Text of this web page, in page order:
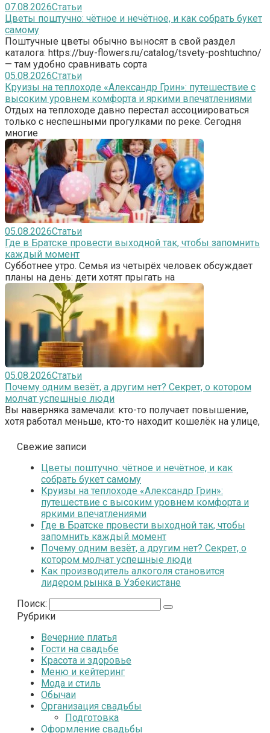
07.08.2026Статьи
Цветы поштучно: чётное и нечётное, и как собрать букет
самому
Поштучные цветы обычно выносят в свой раздел
каталога: https://buy-flowers.ru/catalog/tsvety-poshtuchno/
— там удобно сравнивать сорта
05.08.2026Статьи
Круизы на теплоходе «Александр Грин»: путешествие с
высоким уровнем комфорта и яркими впечатлениями
Отдых на теплоходе давно перестал ассоциироваться
только с неспешными прогулками по реке. Сегодня
многие
05.08.2026Статьи
Где в Братске провести выходной так, чтобы запомнить
каждый момент
Субботнее утро. Семья из четырёх человек обсуждает
планы на день: дети хотят прыгать на
05.08.2026Статьи
Почему одним везёт, а другим нет? Секрет, о котором
молчат успешные люди
Вы наверняка замечали: кто-то получает повышение,
хотя работал меньше, кто-то находит кошелёк на улице,
Свежие записи
Цветы поштучно: чётное и нечётное, и как
собрать букет самому
Круизы на теплоходе «Александр Грин»:
путешествие с высоким уровнем комфорта и
яркими впечатлениями
Где в Братске провести выходной так, чтобы
запомнить каждый момент
Почему одним везёт, а другим нет? Секрет, о
котором молчат успешные люди
Как производитель алкоголя становится
лидером рынка в Узбекистане
Поиск:
Рубрики
Вечерние платья
Гости на свадьбе
Красота и здоровье
Меню и кейтеринг
Мода и стиль
Обычаи
Организация свадьбы
Подготовка
Оформление свадьбы